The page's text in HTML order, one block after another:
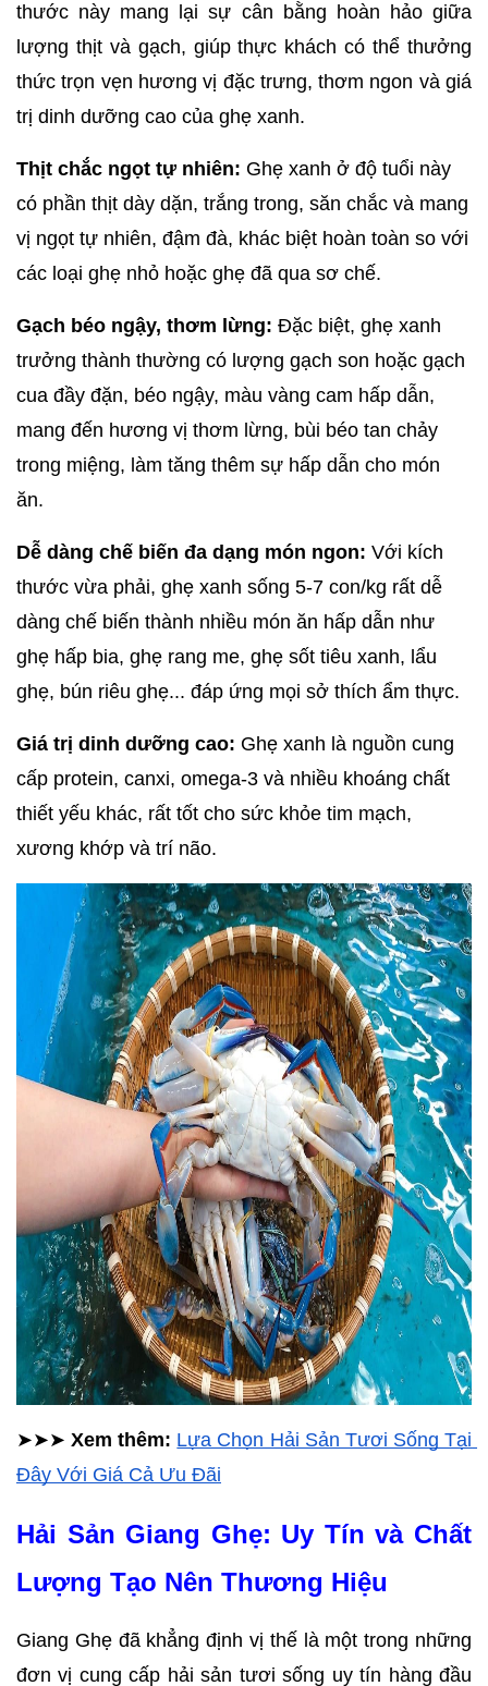
thước này mang lại sự cân bằng hoàn hảo giữa
lượng thịt và gạch, giúp thực khách có thể thưởng
thức trọn vẹn hương vị đặc trưng, thơm ngon và giá
trị dinh dưỡng cao của ghẹ xanh.
Thịt chắc ngọt tự nhiên: Ghẹ xanh ở độ tuổi này
có phần thịt dày dặn, trắng trong, săn chắc và mang
vị ngọt tự nhiên, đậm đà, khác biệt hoàn toàn so với
các loại ghẹ nhỏ hoặc ghẹ đã qua sơ chế.
Gạch béo ngậy, thơm lừng: Đặc biệt, ghẹ xanh
trưởng thành thường có lượng gạch son hoặc gạch
cua đầy đặn, béo ngậy, màu vàng cam hấp dẫn,
mang đến hương vị thơm lừng, bùi béo tan chảy
trong miệng, làm tăng thêm sự hấp dẫn cho món
ăn.
Dễ dàng chế biến đa dạng món ngon: Với kích
thước vừa phải, ghẹ xanh sống 5-7 con/kg rất dễ
dàng chế biến thành nhiều món ăn hấp dẫn như
ghẹ hấp bia, ghẹ rang me, ghẹ sốt tiêu xanh, lẩu
ghẹ, bún riêu ghẹ... đáp ứng mọi sở thích ẩm thực.
Giá trị dinh dưỡng cao: Ghẹ xanh là nguồn cung
cấp protein, canxi, omega-3 và nhiều khoáng chất
thiết yếu khác, rất tốt cho sức khỏe tim mạch,
xương khớp và trí não.
➤➤➤ Xem thêm: Lựa Chọn Hải Sản Tươi Sống Tại
Đây Với Giá Cả Ưu Đãi
Hải Sản Giang Ghẹ: Uy Tín và Chất
Lượng Tạo Nên Thương Hiệu
Giang Ghẹ đã khẳng định vị thế là một trong những
đơn vị cung cấp hải sản tươi sống uy tín hàng đầu